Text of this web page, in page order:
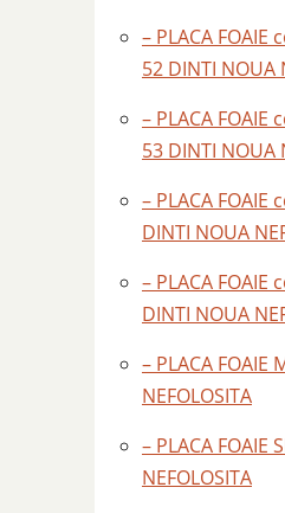
– PLACA
52 DINTI NOUA
– PLACA
53 DINTI NOUA
– PLACA
DINTI NOUA
– PLACA
DINTI NOUA
– PLACA FOAIE
NEFOLOSITA
– PLACA FOAIE
NEFOLOSITA